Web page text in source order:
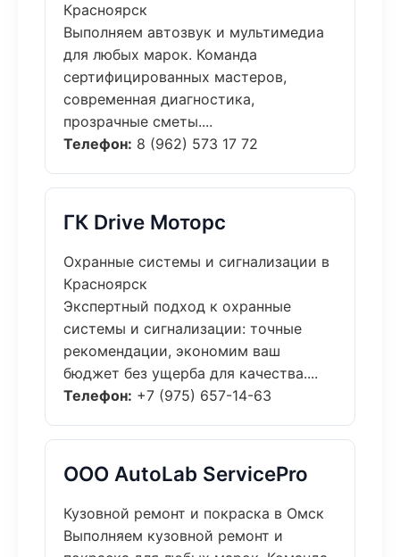
Красноярск
Выполняем автозвук и мультимедиа
для любых марок. Команда
сертифицированных мастеров,
современная диагностика,
прозрачные сметы....
Телефон: 8 (962) 573 17 72
ГК Drive Моторс
Охранные системы и сигнализации в
Красноярск
Экспертный подход к охранные
системы и сигнализации: точные
рекомендации, экономим ваш
бюджет без ущерба для качества....
Телефон: +7 (975) 657-14-63
ООО AutoLab ServicePro
Кузовной ремонт и покраска в Омск
Выполняем кузовной ремонт и